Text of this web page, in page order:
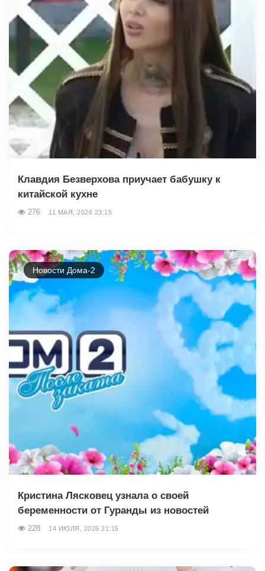
Клавдия Безверхова приучает бабушку к
китайской кухне
276 11 МАЯ, 2026 23:15
Новости Дома-2
Кристина Лясковец узнала о своей
беременности от Гуранды из новостей
228 14 ИЮЛЯ, 2026 21:15